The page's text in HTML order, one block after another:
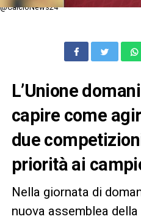
@CalcioNews24
L’Unione
capire come
due
priorità ai
Nella giornata di
nuova assemblea della